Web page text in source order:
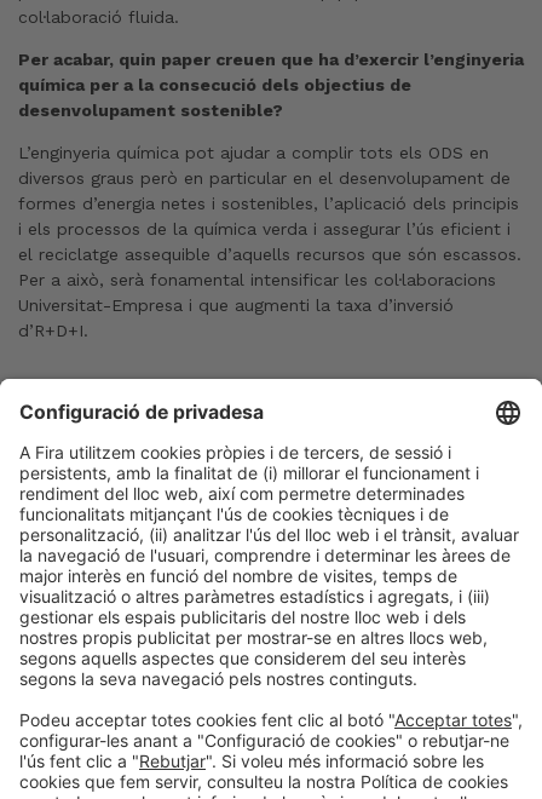
col·laboració fluida.
Per acabar, quin paper creuen que ha d’exercir l’enginyeria
química per a la consecució dels objectius de
desenvolupament sostenible?
L’enginyeria química pot ajudar a complir tots els ODS en
diversos graus però en particular en el desenvolupament de
formes d’energia netes i sostenibles, l’aplicació dels principis
i els processos de la química verda i assegurar l’ús eficient i
el reciclatge assequible d’aquells recursos que són escassos.
Per a això, serà fonamental intensificar les col·laboracions
Universitat-Empresa i que augmenti la taxa d’inversió
d’R+D+I. ​
Post Anterior
Entrevista al CEO i soci fundador de Gas N2
Següent Post
Parlem sobre el futur del sector del laboratorio
amb els líders del sector